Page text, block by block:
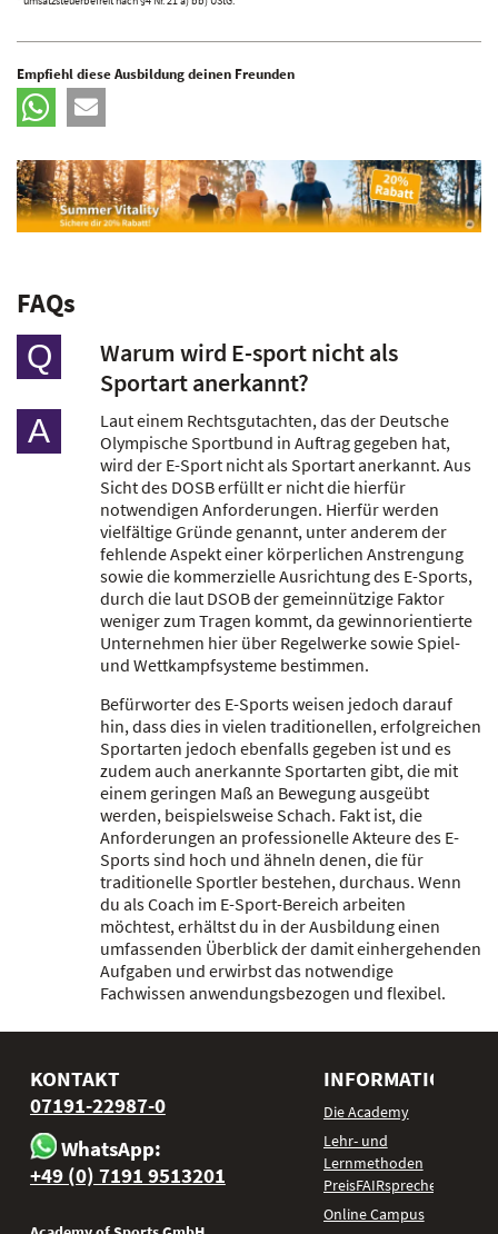
Empfiehl diese Ausbildung deinen Freunden
FAQs
Q
Warum wird E-sport nicht als
Sportart anerkannt?
A
Laut einem Rechtsgutachten, das der Deutsche
Olympische Sportbund in Auftrag gegeben hat,
wird der E-Sport nicht als Sportart anerkannt. Aus
Sicht des DOSB erfüllt er nicht die hierfür
notwendigen Anforderungen. Hierfür werden
vielfältige Gründe genannt, unter anderem der
fehlende Aspekt einer körperlichen Anstrengung
sowie die kommerzielle Ausrichtung des E-Sports,
durch die laut DSOB der gemeinnützige Faktor
weniger zum Tragen kommt, da gewinnorientierte
Unternehmen hier über Regelwerke sowie Spiel-
und Wettkampfsysteme bestimmen.
Befürworter des E-Sports weisen jedoch darauf
hin, dass dies in vielen traditionellen, erfolgreichen
Sportarten jedoch ebenfalls gegeben ist und es
zudem auch anerkannte Sportarten gibt, die mit
einem geringen Maß an Bewegung ausgeübt
werden, beispielsweise Schach. Fakt ist, die
Anforderungen an professionelle Akteure des E-
Sports sind hoch und ähneln denen, die für
traditionelle Sportler bestehen, durchaus. Wenn
du als Coach im E-Sport-Bereich arbeiten
möchtest, erhältst du in der Ausbildung einen
umfassenden Überblick der damit einhergehenden
Aufgaben und erwirbst das notwendige
Fachwissen anwendungsbezogen und flexibel.
KONTAKT
07191-22987-0
WhatsApp:
+49 (0) 7191 9513201
INFORMATIONEN
Die Academy
Lehr- und
Lernmethoden
PreisFAIRsprechen
Online Campus